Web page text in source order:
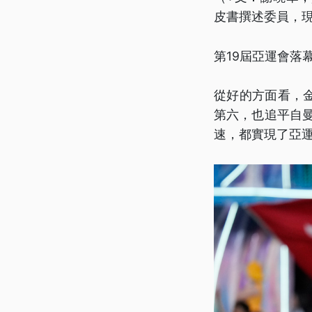
皮書撰述委員，
第19屆亞運會落
從好的方面看，
第六，也追平自
速，都實現了亞